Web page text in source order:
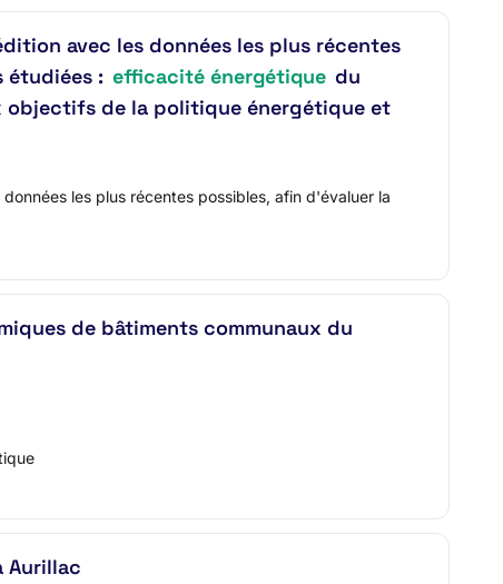
avec les données les plus récentes
étudiées : efficacité énergétique du
objectifs de la politique énergétique et
les plus récentes possibles, afin d'évaluer la
de bâtiments communaux du
Aurillac